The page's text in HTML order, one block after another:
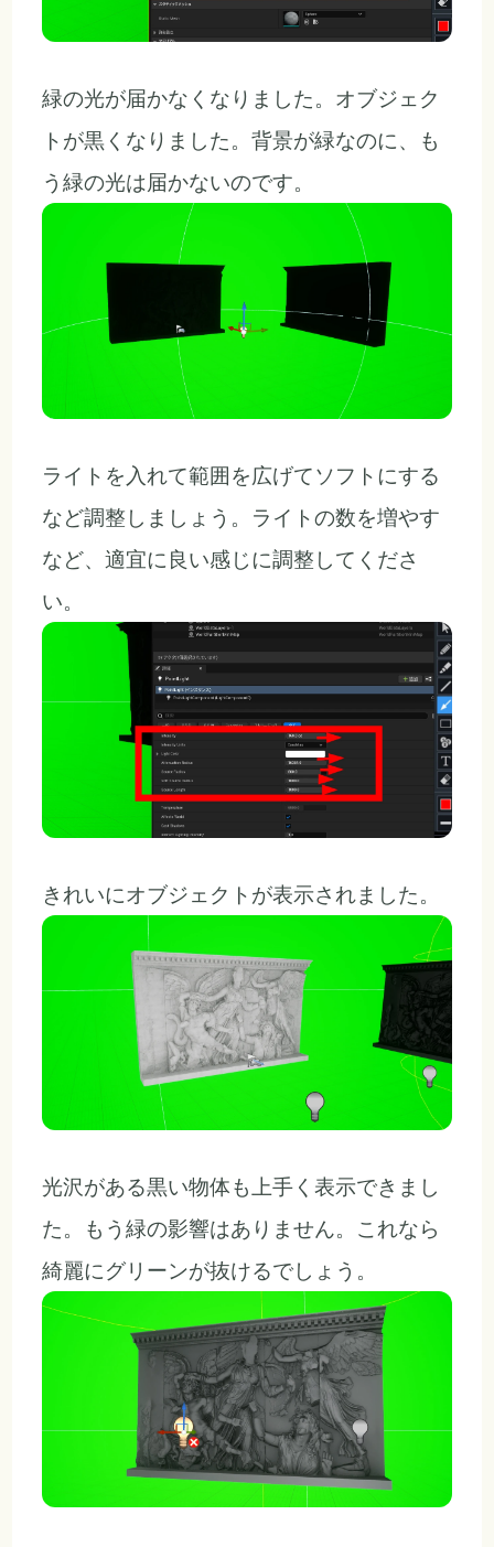
緑の光が届かなくなりました。オブジェク
トが黒くなりました。背景が緑なのに、も
う緑の光は届かないのです。
ライトを入れて範囲を広げてソフトにする
など調整しましょう。ライトの数を増やす
など、適宜に良い感じに調整してくださ
い。
きれいにオブジェクトが表示されました。
光沢がある黒い物体も上手く表示できまし
た。もう緑の影響はありません。これなら
綺麗にグリーンが抜けるでしょう。